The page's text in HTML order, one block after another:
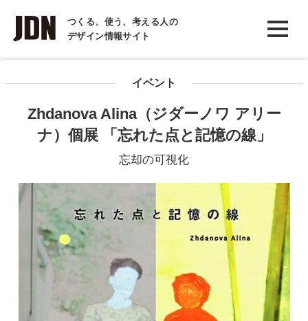
つくる、使う、考える人の
デザイン情報サイト
INTERVIEW
インタビュー
COLUMN
イベント
Zhdanova Alina（ジダーノワ アリー
ナ）個展 「忘れた点と記憶の線」
忘却の可視化